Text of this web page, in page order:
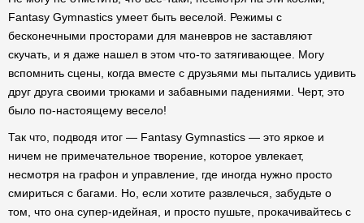
Fantasy Gymnastics умеет быть веселой. Режимы с
бесконечными просторами для маневров не заставляют
скучать, и я даже нашел в этом что-то затягивающее. Могу
вспомнить сцены, когда вместе с друзьями мы пытались удивить
друг друга своими трюками и забавными падениями. Черт, это
было по-настоящему весело!
Так что, подводя итог — Fantasy Gymnastics — это яркое и
ничем не примечательное творение, которое увлекает,
несмотря на графон и управление, где иногда нужно просто
смириться с багами. Но, если хотите развлечься, забудьте о
том, что она супер-идейная, и просто пушьте, прокачивайтесь с